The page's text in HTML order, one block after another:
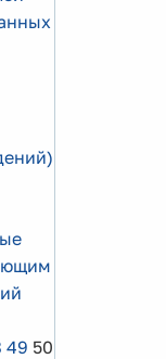
49 50